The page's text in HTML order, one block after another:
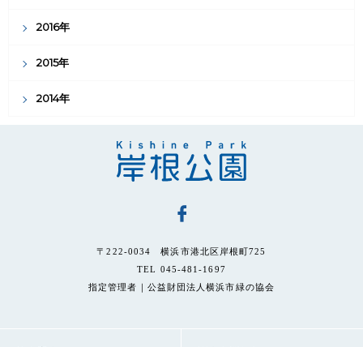
2016年
2015年
2014年
〒222-0034 横浜市港北区岸根町725
TEL 045-481-1697
指定管理者｜公益財団法人横浜市緑の協会